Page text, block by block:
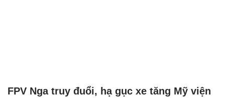
FPV Nga truy đuổi, hạ gục xe tăng Mỹ viện